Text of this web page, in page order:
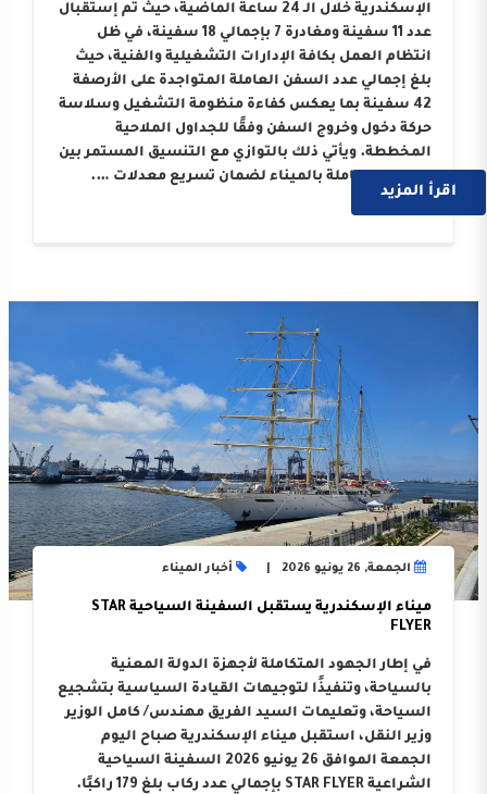
الإسكندرية خلال الـ 24 ساعة الماضية، حيث تم إستقبال
عدد 11 سفينة ومغادرة 7 بإجمالي 18 سفينة، في ظل
انتظام العمل بكافة الإدارات التشغيلية والفنية، حيث
بلغ إجمالي عدد السفن العاملة المتواجدة على الأرصفة
42 سفينة بما يعكس كفاءة منظومة التشغيل وسلاسة
حركة دخول وخروج السفن وفقًا للجداول الملاحية
المخططة. ويأتي ذلك بالتوازي مع التنسيق المستمر بين
الجهات العاملة بالميناء لضمان تسريع معدلات ….
اقرأ المزيد
الجمعة, 26 يونيو 2026 أخبار الميناء
ميناء الإسكندرية يستقبل السفينة السياحية STAR
FLYER
في إطار الجهود المتكاملة لأجهزة الدولة المعنية
بالسياحة، وتنفيذًا لتوجيهات القيادة السياسية بتشجيع
السياحة، وتعليمات السيد الفريق مهندس/ كامل الوزير
وزير النقل، استقبل ميناء الإسكندرية صباح اليوم
الجمعة الموافق 26 يونيو 2026 السفينة السياحية
الشراعية STAR FLYER بإجمالي عدد ركاب بلغ 179 راكبًا.